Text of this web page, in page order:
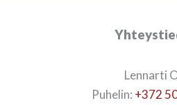
Lennarti
Puhelin: +372